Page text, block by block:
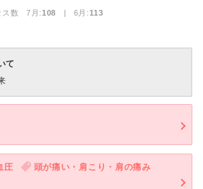
ス数 7月:108 | 6月:113
て
圧
頭が痛い・肩こり・肩の痛み